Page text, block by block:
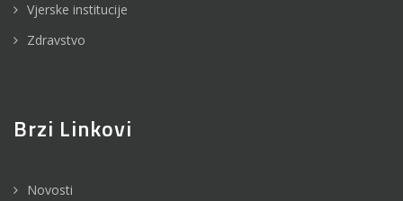
Vjerske institucije
Zdravstvo
Brzi Linkovi
Novosti